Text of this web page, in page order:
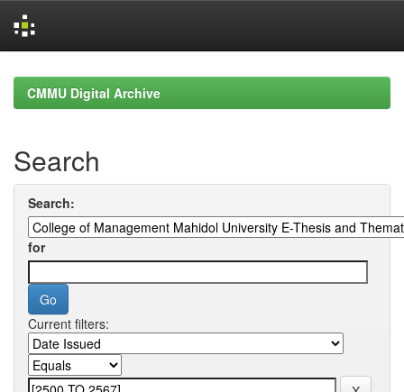
navigationCMMU Digital Archive
Search
Search:
for
Current filters: